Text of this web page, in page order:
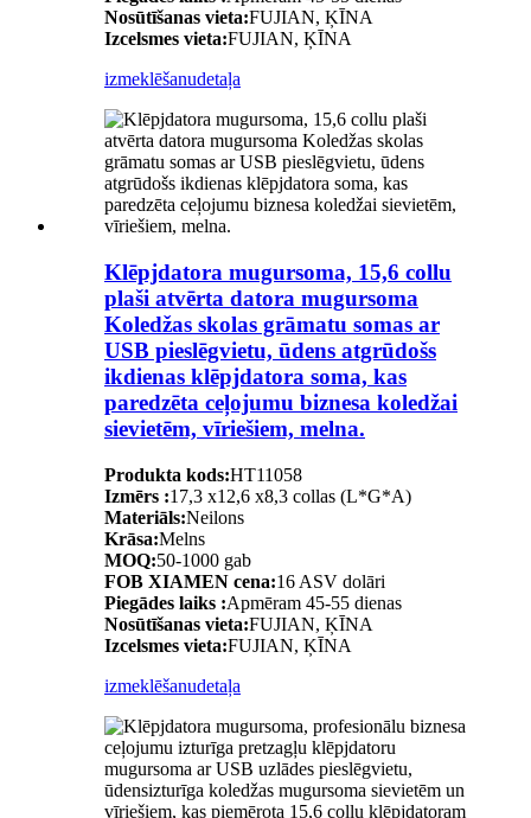
Nosūtīšanas vieta:FUJIAN, ĶĪNA
Izcelsmes vieta:FUJIAN, ĶĪNA
izmeklēšanudetaļa
Klēpjdatora mugursoma, 15,6 collu
plaši atvērta datora mugursoma
Koledžas skolas grāmatu somas ar
USB pieslēgvietu, ūdens atgrūdošs
ikdienas klēpjdatora soma, kas
paredzēta ceļojumu biznesa koledžai
sievietēm, vīriešiem, melna.
Produkta kods:HT11058
Izmērs :17,3 x12,6 x8,3 collas (L*G*A)
Materiāls:Neilons
Krāsa:Melns
MOQ:50-1000 gab
FOB XIAMEN cena:16 ASV dolāri
Piegādes laiks :Apmēram 45-55 dienas
Nosūtīšanas vieta:FUJIAN, ĶĪNA
Izcelsmes vieta:FUJIAN, ĶĪNA
izmeklēšanudetaļa